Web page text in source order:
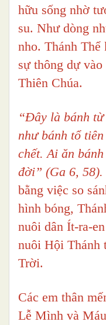
hữu sống nhờ
su. Như dòng
nho. Thánh Thể
sự thông dự
Thiên Chúa.
“Đây là bánh
như bánh tổ
chết. Ai ăn
đời” (Ga 6, 58).
bằng việc so
hình bóng,
nuôi dân Ít-ra-
nuôi Hội Thánh
Trời.
Các em thân
Lễ Mình và